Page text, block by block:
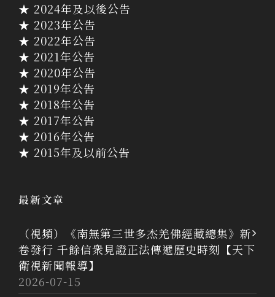
★ 2024年及以後公告
★ 2023年公告
★ 2022年公告
★ 2021年公告
★ 2020年公告
★ 2019年公告
★ 2018年公告
★ 2017年公告
★ 2016年公告
★ 2015年及以前公告
最新文章
（視頻）《南無第三世多杰羌佛經藏總集》新
卷發行 千餘信衆見證正法傳遞歷史時刻【天下
衛視新聞報導】
2026-07-15